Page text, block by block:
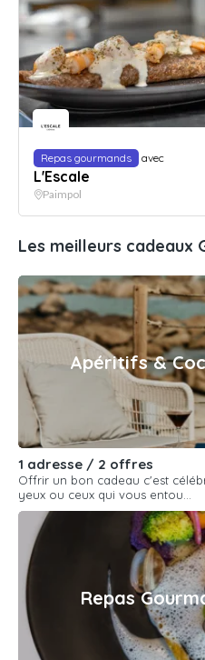
Repas gourmands avec
L'Escale
Paimpol
Les meilleurs cadeaux
Apéritifs &
1 adresse / 2 offres
Offrir un bon cadeau c'est
yeux ou ceux qui vous entou...
Repas